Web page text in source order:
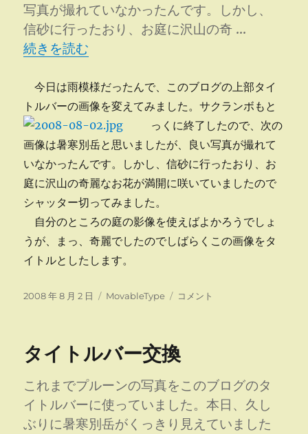
ッ
プ
写真が撮れていなかったんです。しかし、
信砂に行ったおり、お庭に沢山の奇 …
“タイトルバー更新” の
続きを読む
今日は雨模様だったんで、このブログの上部タイ
トルバーの画像を変えてみました。サクランボもと
っくに終了したので、次の
画像は暑寒別岳と思いましたが、良い写真が撮れて
いなかったんです。しかし、信砂に行ったおり、お
庭に沢山の奇麗なお花が満開に咲いていましたので
シャッター切ってみました。
自分のところの庭の影像を使えばよかろうでしょ
うが、まっ、奇麗でしたのでしばらくこの画像をタ
イトルとしたします。
投
2008 年 8 月 2 日
カ
ー
MovableType
タ
バ
更
に
コメント
タイトルバー交換
これまでプルーンの写真をこのブログのタ
イトルバーに使っていました。本日、久し
ぶりに暑寒別岳がくっきり見えていました